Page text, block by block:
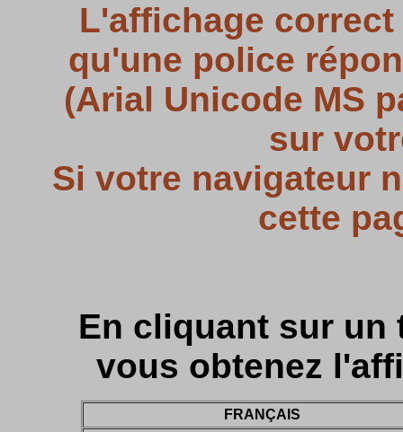
L'affichage
qu'une police
(Arial Unicode MS
sur
Si votre navigateur
cette
En cliquant sur un
vous obtenez
FRANÇAIS